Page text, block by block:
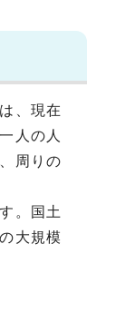
、現在
人の人
周りの
。国土
大規模